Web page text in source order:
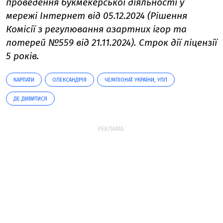
проведення букмекерської діяльності у
мережі Інтернет від 05.12.2024 (Рішення
Комісії з регулювання азартних ігор та
лотерей №559 від 21.11.2024). Строк дії ліцензії
5 років.
КАРПАТИ ОЛЕКСАНДРІЯ ЧЕМПІОНАТ УКРАЇНИ, УПЛ
ДЕ ДИВИТИСЯ
РЕКЛАМА: